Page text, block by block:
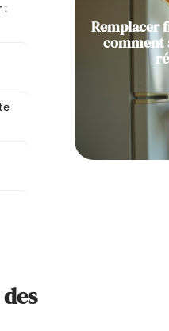
:
Remplacer
comment